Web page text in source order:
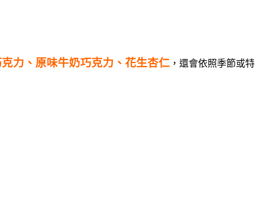
力、原味牛奶巧克力、花生杏仁 ，還會依照季節或特